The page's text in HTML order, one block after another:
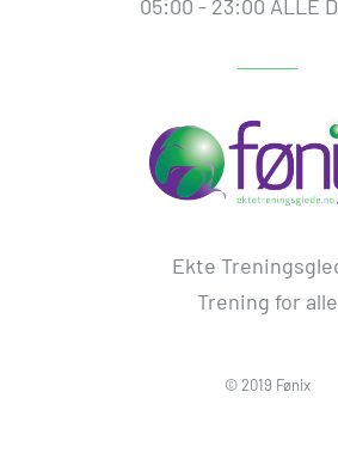
05:00 - 23:00 ALLE
Ekte
Trening for alle
© 2019 Fønix